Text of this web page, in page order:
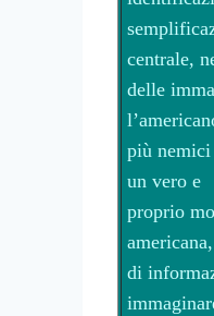
centrale,
delle
più nemici
un vero e
proprio
di